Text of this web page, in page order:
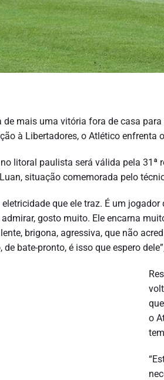
de mais uma vitória fora de casa
à Libertadores, o Atlético enfrenta
litoral paulista será válida pela 31ª
situação comemorada pelo
eletricidade que ele traz. É um jogador
gosto muito. Ele encarna
brigona, agressiva, que não
de bate-pronto, é isso que espero
o